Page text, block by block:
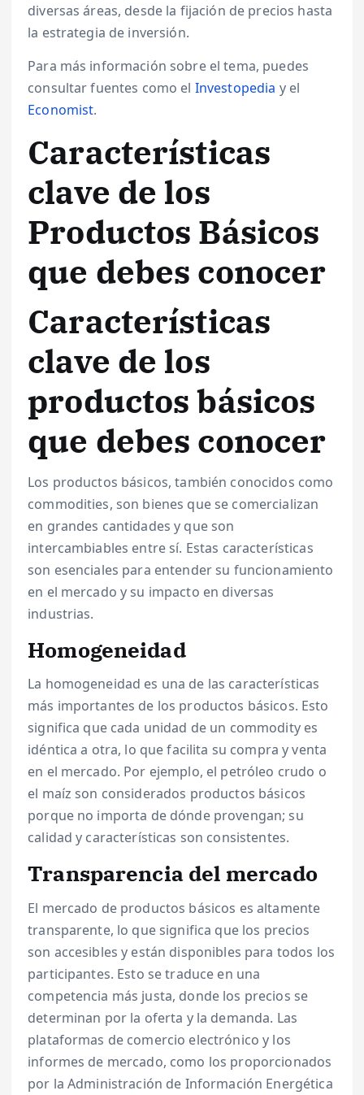
diversas áreas, desde la fijación de precios hasta
la estrategia de inversión.
Para más información sobre el tema, puedes
consultar fuentes como el Investopedia y el
Economist.
Características
clave de los
Productos Básicos
que debes conocer
Características
clave de los
productos básicos
que debes conocer
Los productos básicos, también conocidos como
commodities, son bienes que se comercializan
en grandes cantidades y que son
intercambiables entre sí. Estas características
son esenciales para entender su funcionamiento
en el mercado y su impacto en diversas
industrias.
Homogeneidad
La homogeneidad es una de las características
más importantes de los productos básicos. Esto
significa que cada unidad de un commodity es
idéntica a otra, lo que facilita su compra y venta
en el mercado. Por ejemplo, el petróleo crudo o
el maíz son considerados productos básicos
porque no importa de dónde provengan; su
calidad y características son consistentes.
Transparencia del mercado
El mercado de productos básicos es altamente
transparente, lo que significa que los precios
son accesibles y están disponibles para todos los
participantes. Esto se traduce en una
competencia más justa, donde los precios se
determinan por la oferta y la demanda. Las
plataformas de comercio electrónico y los
informes de mercado, como los proporcionados
por la Administración de Información Energética